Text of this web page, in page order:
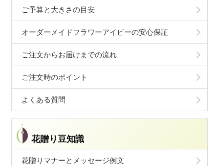
ご予算と大きさの目安
オーダーメイドフラワーアイビーの安心保証
ご注文からお届けまでの流れ
ご注文時のポイント
よくある質問
花贈り豆知識
花贈りマナーとメッセージ例文